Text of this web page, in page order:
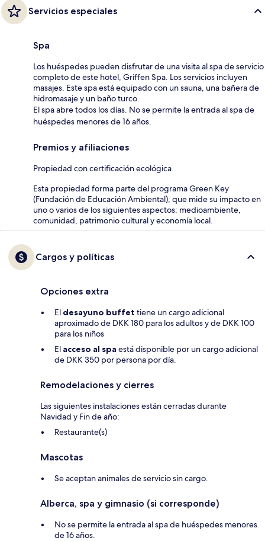
Servicios especiales
Spa
Los huéspedes pueden disfrutar de una visita al spa de servicio
completo de este hotel, Griffen Spa. Los servicios incluyen
masajes. Este spa está equipado con un sauna, una bañera de
hidromasaje y un baño turco.
El spa abre todos los días. No se permite la entrada al spa de
huéspedes menores de 16 años.
Premios y afiliaciones
Propiedad con certificación ecológica
Esta propiedad forma parte del programa Green Key
(Fundación de Educación Ambiental), que mide su impacto en
uno o varios de los siguientes aspectos: medioambiente,
comunidad, patrimonio cultural y economía local.
Cargos y políticas
Opciones extra
El desayuno buffet tiene un cargo adicional
aproximado de DKK 180 para los adultos y de DKK 100
para los niños
El acceso al spa está disponible por un cargo adicional
de DKK 350 por persona por día.
Remodelaciones y cierres
Las siguientes instalaciones están cerradas durante
Navidad y Fin de año:
Restaurante(s)
Mascotas
Se aceptan animales de servicio sin cargo.
Alberca, spa y gimnasio (si corresponde)
No se permite la entrada al spa de huéspedes menores
de 16 años.